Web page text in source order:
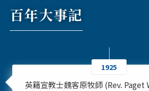
百年大事記
1925
英籍宣教士魏客原牧師 (Rev. Paget